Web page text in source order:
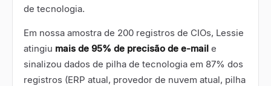
de tecnologia.
Em nossa amostra de 200 registros de CIOs, Lessie
atingiu mais de 95% de precisão de e-mail e
sinalizou dados de pilha de tecnologia em 87% dos
registros (ERP atual, provedor de nuvem atual, pilha